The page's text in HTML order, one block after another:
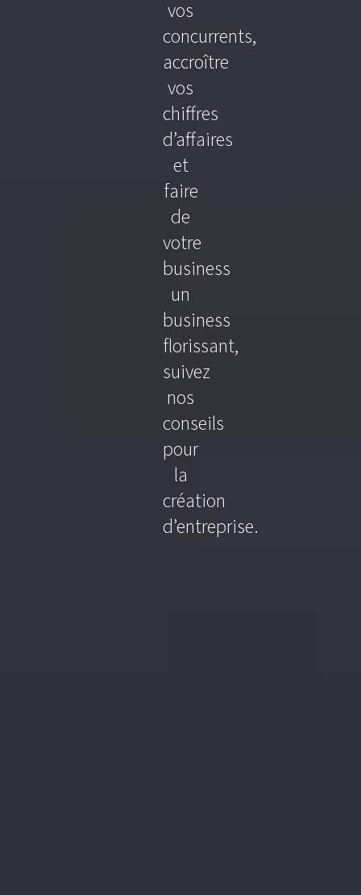
vos
concurrents,
accroître
vos
chiffres
d’affaires
et
faire
de
votre
business
un
business
florissant,
suivez
nos
conseils
pour
la
création
d’entreprise.